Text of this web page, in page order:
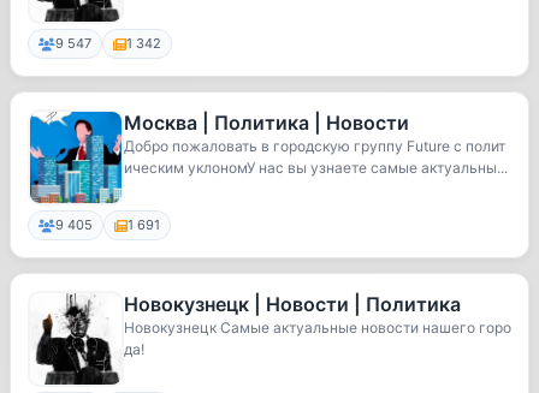
9 547 1 342
Москва | Политика | Новости
Добро пожаловать в городскую группу Future с полит
ическим уклономУ нас вы узнаете самые актуальны...
9 405 1 691
Новокузнецк | Новости | Политика
Новокузнецк Самые актуальные новости нашего горо
да!